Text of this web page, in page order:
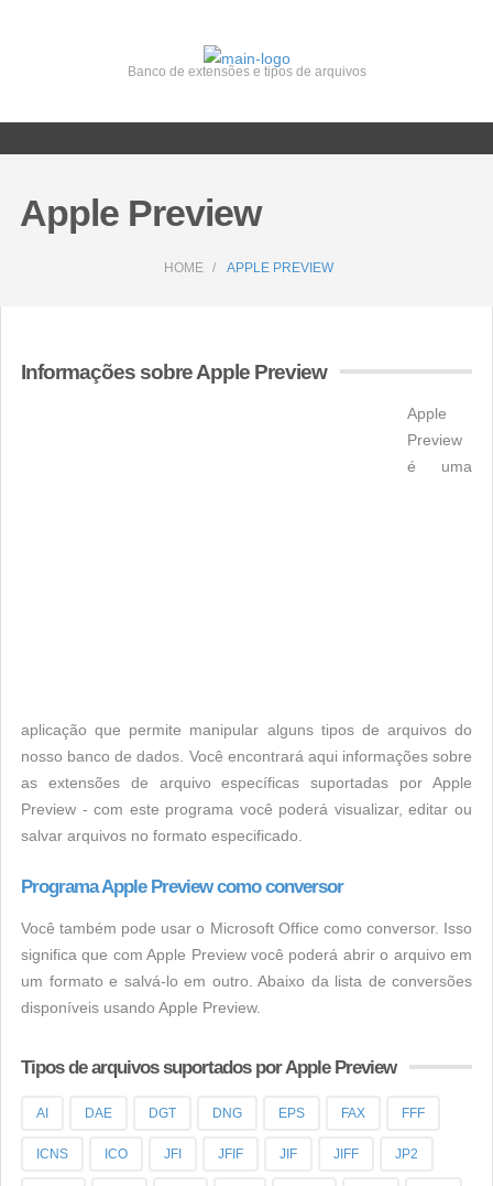
Banco de extensões e tipos de arquivos
Apple Preview
HOME APPLE PREVIEW
Informações sobre Apple Preview
Apple
Preview
é uma
aplicação que permite manipular alguns tipos de arquivos do
nosso banco de dados. Você encontrará aqui informações sobre
as extensões de arquivo específicas suportadas por Apple
Preview - com este programa você poderá visualizar, editar ou
salvar arquivos no formato especificado.
Programa Apple Preview como conversor
Você também pode usar o Microsoft Office como conversor. Isso
significa que com Apple Preview você poderá abrir o arquivo em
um formato e salvá-lo em outro. Abaixo da lista de conversões
disponíveis usando Apple Preview.
Tipos de arquivos suportados por Apple Preview
AI DAE DGT DNG EPS FAX FFF
ICNS ICO JFI JFIF JIF JIFF JP2